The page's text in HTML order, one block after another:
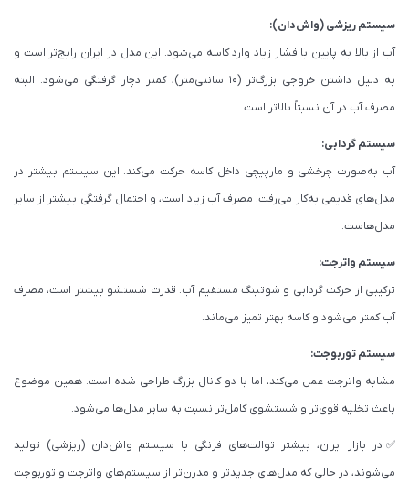
سیستم ریزشی (واش‌دان):
آب از بالا به پایین با فشار زیاد وارد کاسه می‌شود. این مدل در ایران رایج‌تر است و
به دلیل داشتن خروجی بزرگ‌تر (۱۰ سانتی‌متر)، کمتر دچار گرفتگی می‌شود. البته
مصرف آب در آن نسبتاً بالاتر است.
سیستم گردابی:
آب به‌صورت چرخشی و مارپیچی داخل کاسه حرکت می‌کند. این سیستم بیشتر در
مدل‌های قدیمی به‌کار می‌رفت. مصرف آب زیاد است، و احتمال گرفتگی بیشتر از سایر
مدل‌هاست.
سیستم واترجت:
ترکیبی از حرکت گردابی و شوتینگ مستقیم آب. قدرت شستشو بیشتر است، مصرف
آب کمتر می‌شود و کاسه بهتر تمیز می‌ماند.
سیستم توربوجت:
مشابه واترجت عمل می‌کند، اما با دو کانال بزرگ طراحی شده است. همین موضوع
باعث تخلیه قوی‌تر و شستشوی کامل‌تر نسبت به سایر مدل‌ها می‌شود.
✅در بازار ایران، بیشتر توالت‌های فرنگی با سیستم واش‌دان (ریزشی) تولید
می‌شوند، در حالی که مدل‌های جدیدتر و مدرن‌تر از سیستم‌های واترجت و توربوجت